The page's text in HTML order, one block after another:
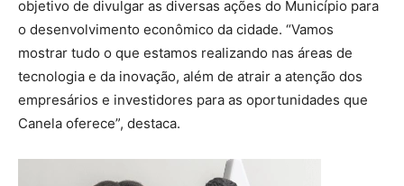
objetivo de divulgar as diversas ações do Município para
o desenvolvimento econômico da cidade. “Vamos
mostrar tudo o que estamos realizando nas áreas de
tecnologia e da inovação, além de atrair a atenção dos
empresários e investidores para as oportunidades que
Canela oferece”, destaca.